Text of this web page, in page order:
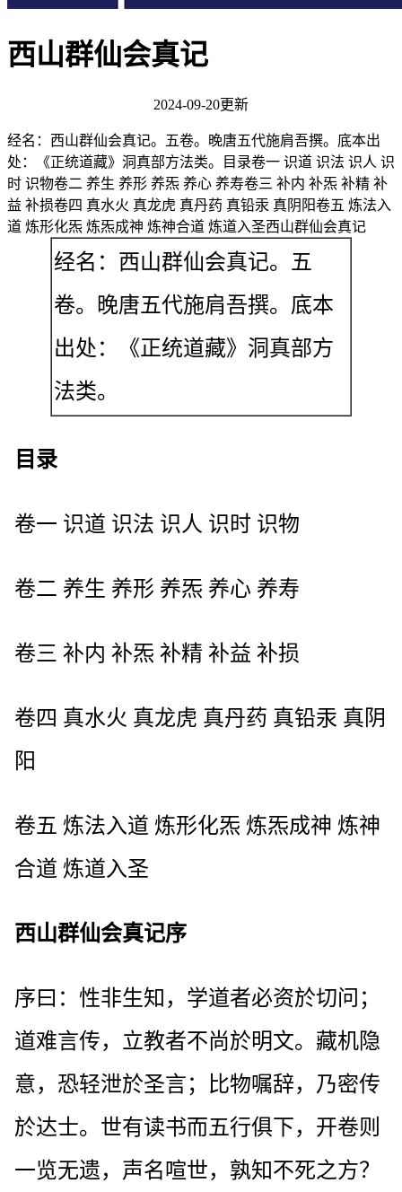
西山群仙会真记
2024-09-20更新
经名：西山群仙会真记。五卷。晚唐五代施肩吾撰。底本出
处：《正统道藏》洞真部方法类。目录卷一 识道 识法 识人 识
时 识物卷二 养生 养形 养炁 养心 养寿卷三 补内 补炁 补精 补
益 补损卷四 真水火 真龙虎 真丹药 真铅汞 真阴阳卷五 炼法入
道 炼形化炁 炼炁成神 炼神合道 炼道入圣西山群仙会真记
经名：西山群仙会真记。五
卷。晚唐五代施肩吾撰。底本
出处：《正统道藏》洞真部方
法类。
目录
卷一 识道 识法 识人 识时 识物
卷二 养生 养形 养炁 养心 养寿
卷三 补内 补炁 补精 补益 补损
卷四 真水火 真龙虎 真丹药 真铅汞 真阴
阳
卷五 炼法入道 炼形化炁 炼炁成神 炼神
合道 炼道入圣
西山群仙会真记序
序曰：性非生知，学道者必资於切问；
道难言传，立教者不尚於明文。藏机隐
意，恐轻泄於圣言；比物嘱辞，乃密传
於达士。世有读书而五行俱下，开卷则
一览无遗，声名喧世，孰知不死之方？